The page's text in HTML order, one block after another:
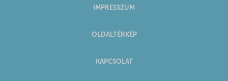
IMPRESSZUM
OLDALTÉRKÉP
KAPCSOLAT